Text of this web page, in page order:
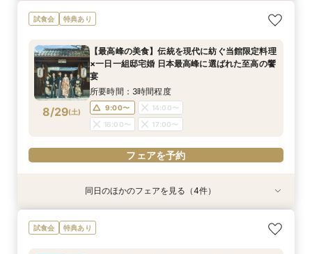
8/28(金)
【タイパ重視！60分で完結◎】オンラインで会
場案内＆相談会
12:00〜
14:00〜
フェアを予約
8/28(金)
【八坂神社挙式希望の方へ】国宝神社×中村楼の
本格和婚体験一日一組の空間で味わう480年の歴
所要時間：3時間程度
フェアを予約
8/28(金)
【少人数のお食事会に】緑あふれる名庭を望む1
日1組棟邸宅を貸切にして大切なご家族を丁寧に
所要時間：3時間程度
フェアを予約
試食会 特典あり
8/29(土)
【最高峰の美食】伝統を現代に紡ぐ当館限定料理
×一日一組邸宅婚 日本最高峰に選ばれた至高の饗
宴
所要時間：3時間程度
9:00〜
14:00〜
16:00〜
17:00〜
フェアを予約
特典あり
【少人数のお食事会に】緑あふれる名庭を望む1
日1組棟邸宅を貸切にして大切なご家族を丁寧に
【90分のクイック相談会】京都散策のついでに
少し気軽に参加できる本格和婚の伝統空間体感
特典あり
【八坂神社挙式希望の方へ】国宝神社×中村楼の
本格和婚体験一日一組の空間で味わう480年の歴
【タイパ重視！60分で完結◎】オンラインで会
場案内＆相談会
同日のほかのフェアを見る（4件）
試食会 特典あり